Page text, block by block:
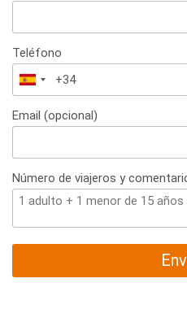
Teléfono
España
+34
Email (opcional)
Número de viajeros y